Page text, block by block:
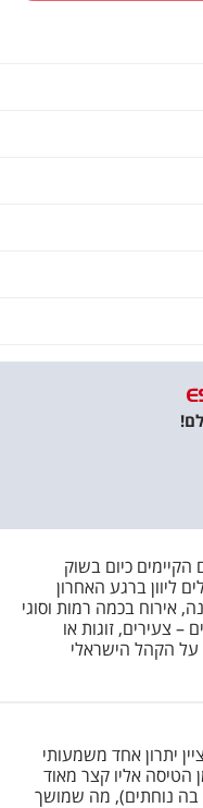
הקיימים כיום בשוק
ליוון ברגע האחרון
אירוח בכמה רמות וסוגי
צעירים, זוגות או
על הקהל הישראלי
יתרון אחד משמעותי
הטיסה אליו קצר מאוד
בה נוחתים), מה שמושך